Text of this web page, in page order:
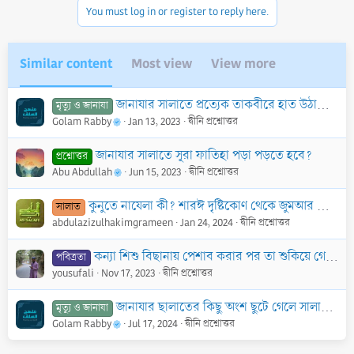
s
You must log in or register to reply here.
Similar content Most view View more
মৃত্যু ও জানাযা জানাযার সালাতে প্রত্যেক তাকবীরে হাত উঠাতে হবে কি?
Golam Rabby Jan 13, 2023 দ্বীনি প্রশ্নোত্তর
প্রশ্নোত্তর জানাযার সালাতে সূরা ফাতিহা পড়া পড়তে হবে?
Abu Abdullah Jun 15, 2023 দ্বীনি প্রশ্নোত্তর
সালাত কুনুতে নাযেলা কী? শারঈ দৃষ্টিকোণ থেকে জুমআর সালাতে কুনূত নাযেলা পড়ার বিধান কী?
abdulazizulhakimgrameen Jan 24, 2024 দ্বীনি প্রশ্নোত্তর
পবিত্রতা কন্যা শিশু বিছানায় পেশাব করার পর তা শুকিয়ে গেলে তার উপর শয়ন করলে শরীর নাপাক হয়ে যাবে কি? আর উক্ত বিছানা না ধুয়ে তার উপর সালাত আদায় করা যাবে?
yousufali Nov 17, 2023 দ্বীনি প্রশ্নোত্তর
মৃত্যু ও জানাযা জানাযার ছালাতের কিছু অংশ ছুটে গেলে সালামের শেষে বাকী অংশ আদায় করতে হবে কি?
Golam Rabby Jul 17, 2024 দ্বীনি প্রশ্নোত্তর